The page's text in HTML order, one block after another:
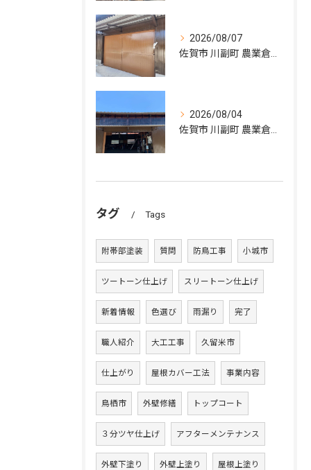
2026/08/07
2026/08/04
タグ Tags
附帯部塗装 質問 防鳥工事 小城市
ツートーン仕上げ スリートーン仕上げ
新着情報 色選び 雨漏り 完了
職人紹介 大工工事 久留米市
仕上がり 屋根カバー工法 事業内容
鳥栖市 外壁修繕 トップコート
３分ツヤ仕上げ アフターメンテナンス
外壁下塗り 外壁上塗り 屋根上塗り